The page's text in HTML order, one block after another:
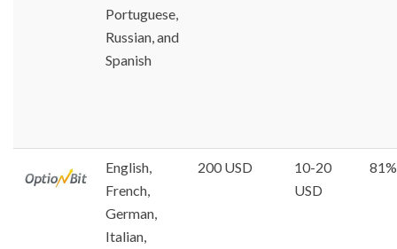
Portuguese,
Russian, and
Spanish
English,
French,
German,
Italian,
200 USD
10-20
USD
81%